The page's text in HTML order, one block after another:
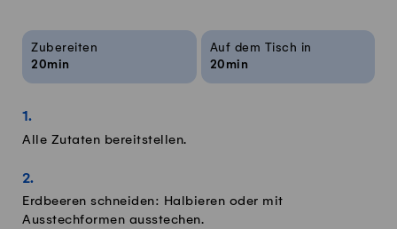
Rezeptinfos
Zubereiten
20min
Auf dem Tisch in
20min
Alle Zutaten bereitstellen.
Erdbeeren schneiden: Halbieren oder mit
Ausstechformen ausstechen.